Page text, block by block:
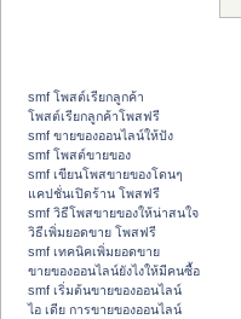
smf โพสต์เรียกลูกค้า
โพสต์เรียกลูกค้าโพสฟรี
smf ขายของออนไลน์ให้ปัง
smf โพสต์ขายของ
smf เขียนโพสขายของโดนๆ
แคปชั่นเปิดร้าน โพสฟรี
smf วิธีโพสขายของให้น่าสนใจ
วิธีเพิ่มยอดขาย โพสฟรี
smf เทคนิคเพิ่มยอดขาย
ขายของออนไลน์ยังไงให้มีคนซื้อ
smf เริ่มต้นขายของออนไลน์
ไอ เดีย การขายของออนไลน์